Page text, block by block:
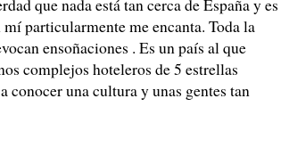
particularmente me encanta. Toda la
ensoñaciones . Es un país al que
complejos hoteleros de 5 estrellas
conocer una cultura y unas gentes tan